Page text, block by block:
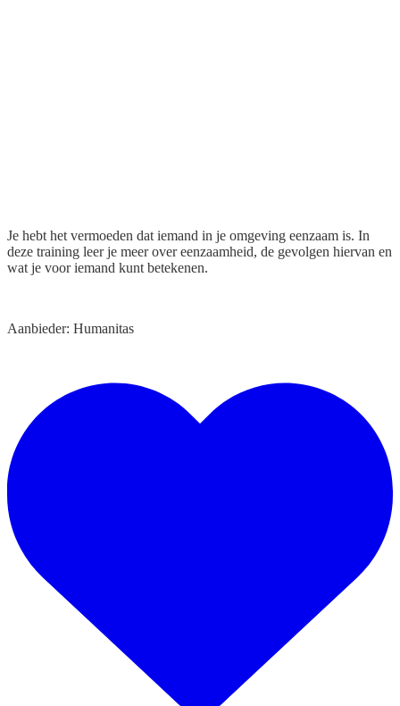
Je hebt het vermoeden dat iemand in je omgeving eenzaam is. In
deze training leer je meer over eenzaamheid, de gevolgen hiervan en
wat je voor iemand kunt betekenen.
Aanbieder: Humanitas